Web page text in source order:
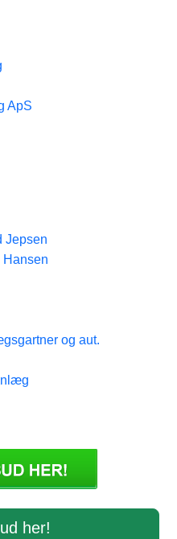
ApS
Jepsen
Hansen
og aut.
her!